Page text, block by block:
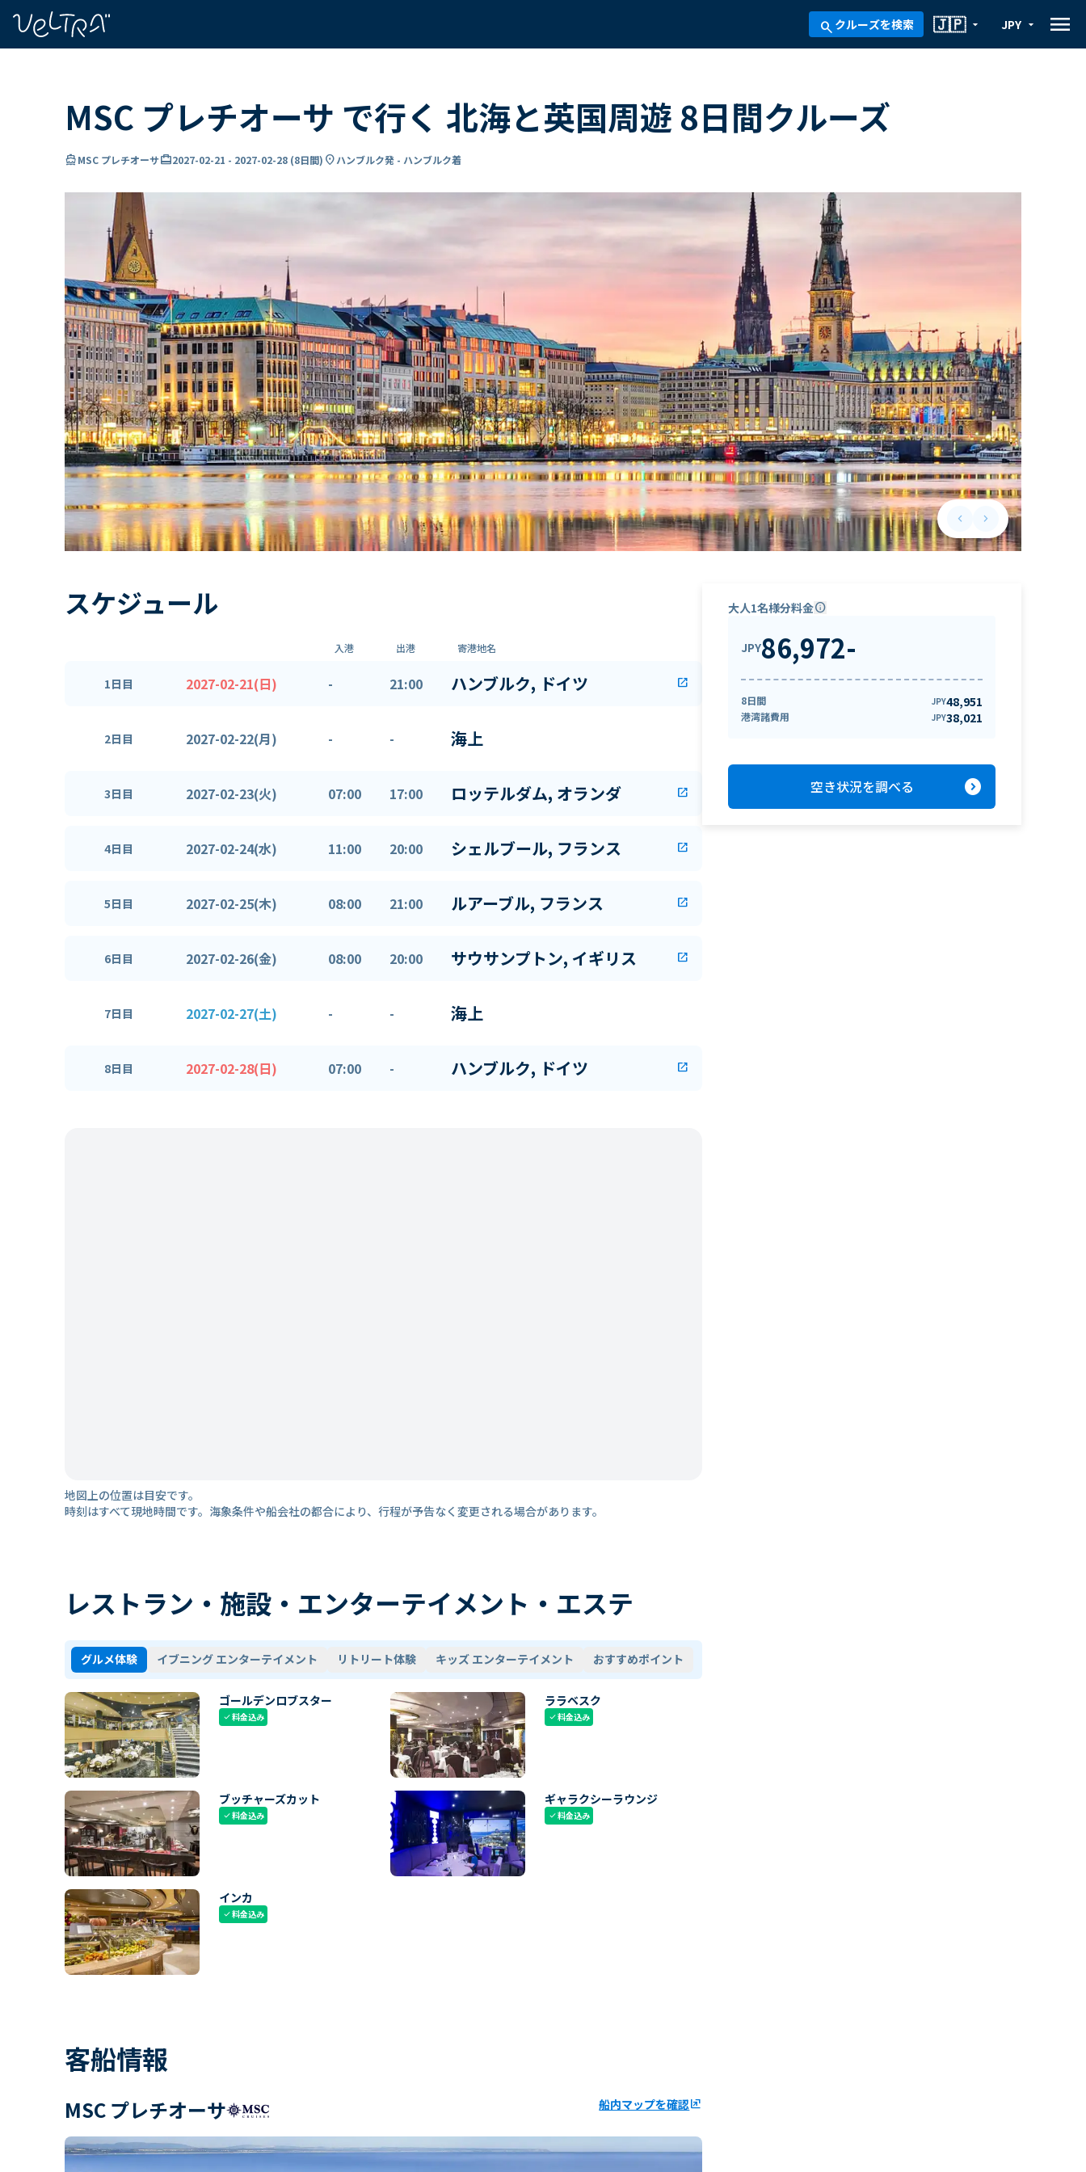
search クルーズを検索 arrow_drop_down
🇯🇵 arrow_drop_down
JPY menu
MSC プレチオーサ で行く 北海と英国周遊 8日間クルーズ
directions_boatMSC プレチオーサcard_travel2027-02-21 - 2027-02-28 (8日間) location_onハンブルク発 - ハンブルク着
keyboard_arrow_leftPrevious slide
keyboard_arrow_rightNext slide
スケジュール
入港 出港 寄港地名
1日目 2027-02-21(日) - 21:00 ハンブルク, ドイツ open_in_new
2日目 2027-02-22(月) - - 海上
3日目 2027-02-23(火) 07:00 17:00 ロッテルダム, オランダ open_in_new
4日目 2027-02-24(水) 11:00 20:00 シェルブール, フランス open_in_new
5日目 2027-02-25(木) 08:00 21:00 ルアーブル, フランス open_in_new
6日目 2027-02-26(金) 08:00 20:00 サウサンプトン, イギリス open_in_new
7日目 2027-02-27(土) - - 海上
8日目 2027-02-28(日) 07:00 - ハンブルク, ドイツ open_in_new
地図上の位置は目安です。
時刻はすべて現地時間です。海象条件や船会社の都合により、行程が予告なく変更される場合があります。
レストラン・施設・エンターテイメント・エステ
グルメ体験 イブニング エンターテイメント リトリート体験 キッズ エンターテイメント おすすめポイント
ゴールデンロブスター
check料金込み
ララベスク
check料金込み
ブッチャーズカット
check料金込み
ギャラクシーラウンジ
check料金込み
インカ
check料金込み
客船情報
MSC プレチオーサ 船内マップを確認ungroup
大人1名様分料金info
JPY86,972-
8日間 JPY48,951
港湾諸費用 JPY38,021
空き状況を調べる expand_circle_right